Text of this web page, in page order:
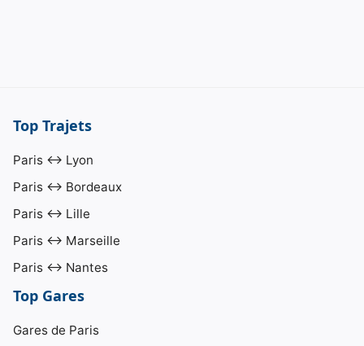
Top Trajets
Paris ↔ Lyon
Paris ↔ Bordeaux
Paris ↔ Lille
Paris ↔ Marseille
Paris ↔ Nantes
Top Gares
Gares de Paris